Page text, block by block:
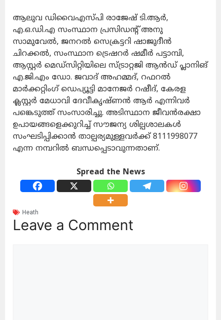
ആലുവ ഡിവൈഎസ്പി രാജേഷ് ടി.ആർ,
എ.ഒ.ഡി.എ സംസ്ഥാന പ്രസിഡന്റ് അനു
സാമുവേൽ, ജനറൽ സെക്രട്ടറി ഷാജുദീൻ
ചിറക്കൽ, സംസ്ഥാന ട്രെഷറർ ഷമീർ പട്ടാമ്പി,
ആസ്റ്റർ മെഡ്‌സിറ്റിയിലെ സ്ട്രാറ്റജി ആൻഡ് പ്ലാനിങ്
എ.ജി.എം ഡോ. ജവാദ്‌ അഹമ്മദ്, റഫറൽ
മാർക്കറ്റിംഗ് ഡെപ്യൂട്ടി മാനേജർ റഷീദ്, കേരള
ക്ലസ്റ്റർ മേധാവി ദേവീകൃഷ്ണൻ ആർ എന്നിവർ
പങ്കെടുത്ത് സംസാരിച്ചു. അടിസ്ഥാന ജീവൻരക്ഷാ
ഉപായങ്ങളെക്കുറിച്ച് സൗജന്യ ശില്പശാലകൾ
സംഘടിപ്പിക്കാൻ താല്പര്യമുള്ളവർക്ക് 8111998077
എന്ന നമ്പറിൽ ബന്ധപ്പെടാവുന്നതാണ്.
Spread the News
Heath
Leave a Comment